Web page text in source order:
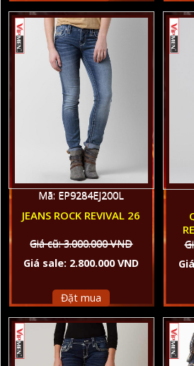
Mã: EP9284EJ200L
JEANS ROCK REVIVAL 26
Giá cũ: 3.000.000 VND
Giá sale: 2.800.000 VND
Đặt mua